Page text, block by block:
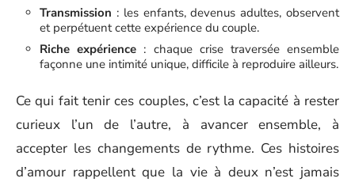
Transmission : les enfants, devenus adultes, observent
et perpétuent cette expérience du couple.
Riche expérience : chaque crise traversée ensemble
façonne une intimité unique, difficile à reproduire ailleurs.
Ce qui fait tenir ces couples, c’est la capacité à rester
curieux l’un de l’autre, à avancer ensemble, à
accepter les changements de rythme. Ces histoires
d’amour rappellent que la vie à deux n’est jamais